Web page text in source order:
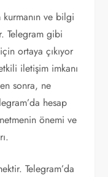
ve bilgi
Telegram gibi
ortaya çıkıyor
iletişim imkanı
sonra, ne
hesap
önemi ve
Telegram’da